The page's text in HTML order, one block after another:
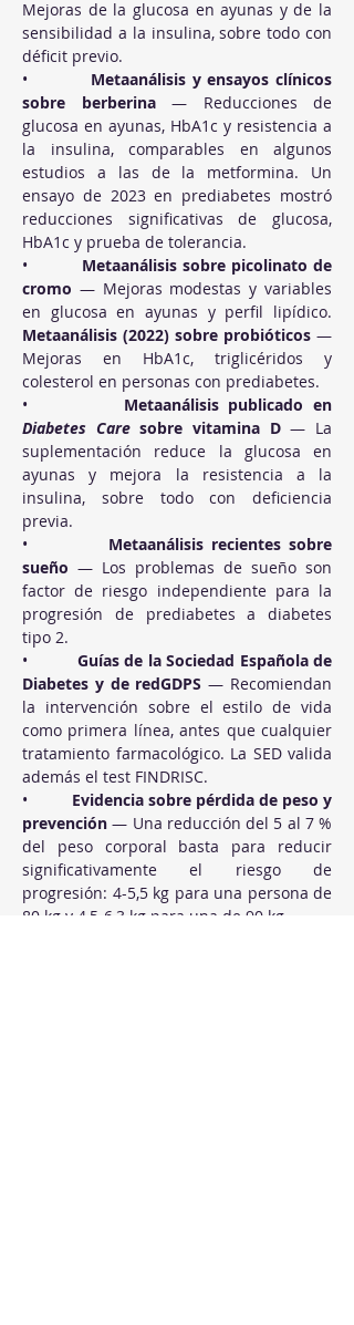
Mejoras de la glucosa en ayunas y de la
sensibilidad a la insulina, sobre todo con
déficit previo.
• Metaanálisis y ensayos clínicos
sobre berberina — Reducciones de
glucosa en ayunas, HbA1c y resistencia a
la insulina, comparables en algunos
estudios a las de la metformina. Un
ensayo de 2023 en prediabetes mostró
reducciones significativas de glucosa,
HbA1c y prueba de tolerancia.
• Metaanálisis sobre picolinato de
cromo — Mejoras modestas y variables
Metaanálisis (2022) sobre probióticos —
Mejoras en HbA1c, triglicéridos y
colesterol en personas con prediabetes.
•
Diabetes Care sobre vitamina D — La
suplementación reduce la glucosa en
ayunas y mejora la resistencia a la
insulina, sobre todo con deficiencia
previa.
• Metaanálisis recientes sobre
sueño — Los problemas de sueño son
factor de riesgo independiente para la
progresión de prediabetes a diabetes
tipo 2.
• Guías de la Sociedad Española de
Diabetes y de redGDPS — Recomiendan
la intervención sobre el estilo de vida
como primera línea, antes que cualquier
tratamiento farmacológico. La SED valida
además el test FINDRISC.
• Evidencia sobre pérdida de peso y
prevención — Una reducción del 5 al 7 %
del peso corporal basta para reducir
significativamente el riesgo de
progresión: 4-5,5 kg para una persona de
80 kg y 4,5-6,3 kg para una de 90 kg.